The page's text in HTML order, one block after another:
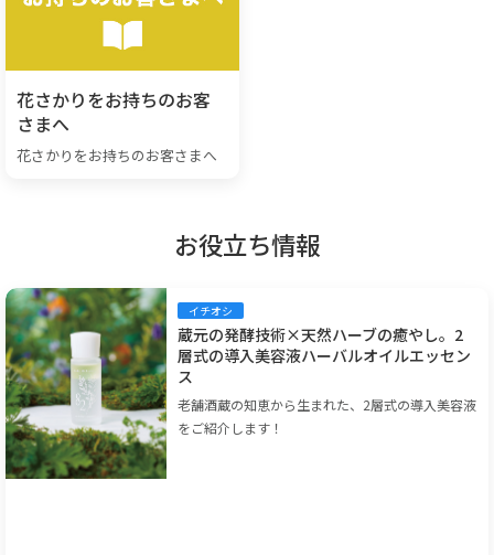
花さかりをお持ちのお客
さまへ
花さかりをお持ちのお客さまへ
お役立ち情報
イチオシ
蔵元の発酵技術×天然ハーブの癒やし。2
層式の導入美容液ハーバルオイルエッセン
ス
老舗酒蔵の知恵から生まれた、2層式の導入美容液
をご紹介します！